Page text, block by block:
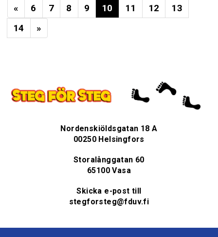
« 6 7 8 9 10 11 12
13
14
»
Nordenskiöldsgatan 18 A
00250 Helsingfors
Storalånggatan 60
65100 Vasa
Skicka e-post till
stegforsteg@fduv.fi